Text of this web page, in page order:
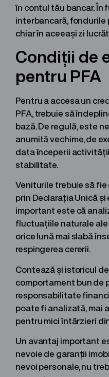
în contul tău bancar. În
interbancară, fondurile
chiar în aceeași zi
Condiții de
pentru PFA
Pentru a accesa un
PFA, trebuie să
bază. De regulă, este
anumită vechime, de
data începerii
stabilitate.
Veniturile trebuie să
prin Declarația Unică
important este că
fluctuațiile naturale ale
orice lună mai slabă
respingerea cererii.
Contează și istoricul
comportament bun de
responsabilitate
poate fi analizată, mai
pentru mici întârzieri
Un avantaj important
nevoie de garanții
nevoi personale, nu